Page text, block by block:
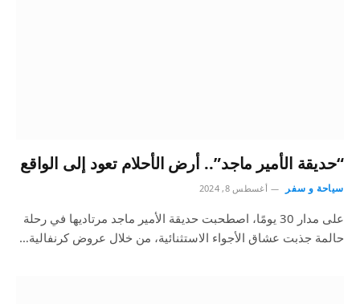
“حديقة الأمير ماجد”.. أرض الأحلام تعود إلى الواقع
سياحة و سفر أغسطس 8, 2024
على مدار 30 يومًا، اصطحبت حديقة الأمير ماجد مرتاديها في رحلة
حالمة جذبت عشاق الأجواء الاستثنائية، من خلال عروض كرنفالية…